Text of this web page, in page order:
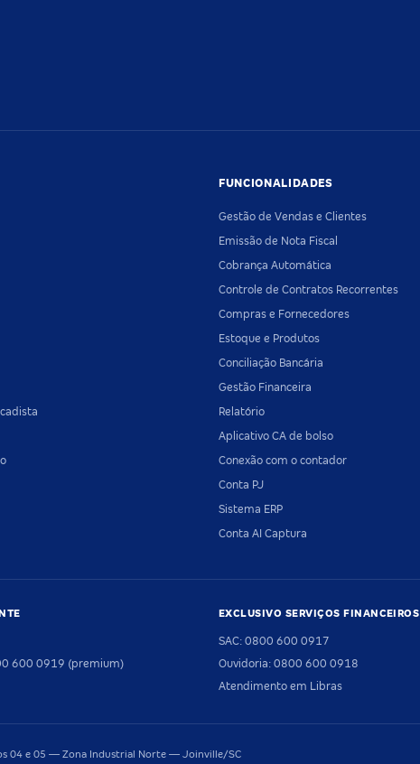
FUNCIONALIDADES
Gestão de Vendas e Clientes
Emissão de Nota Fiscal
Cobrança Automática
Controle de Contratos Recorrentes
Compras e Fornecedores
Estoque e Produtos
Conciliação Bancária
Gestão Financeira
Relatório
Aplicativo CA de bolso
Conexão com o contador
Conta PJ
Sistema ERP
Conta AI Captura
600 0919 (premium)
EXCLUSIVO SERVIÇOS FINANCEIROS
SAC: 0800 600 0917
Ouvidoria: 0800 600 0918
Atendimento em Libras
04 e 05 — Zona Industrial Norte — Joinville/SC